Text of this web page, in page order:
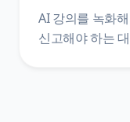
AI 강의를 녹화
신고해야 하는